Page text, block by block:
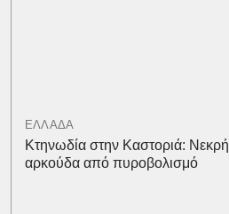
ΕΛΛΑΔΑ
Κτηνωδία στην Καστοριά: Νεκρή
αρκούδα από πυροβολισμό